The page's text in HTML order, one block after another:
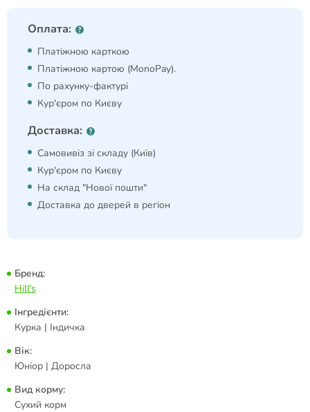
Оплата:
Платіжною карткою
Платіжною картою (MonoPay).
По рахунку-фактурі
Кур'єром по Києву
Доставка:
Самовивіз зі складу (Київ)
Кур'єром по Києву
На склад "Нової пошти"
Доставка до дверей в регіон
Бренд:
Hill's
Інгредієнти:
Курка | Індичка
Вік:
Юніор | Доросла
Вид корму:
Сухий корм